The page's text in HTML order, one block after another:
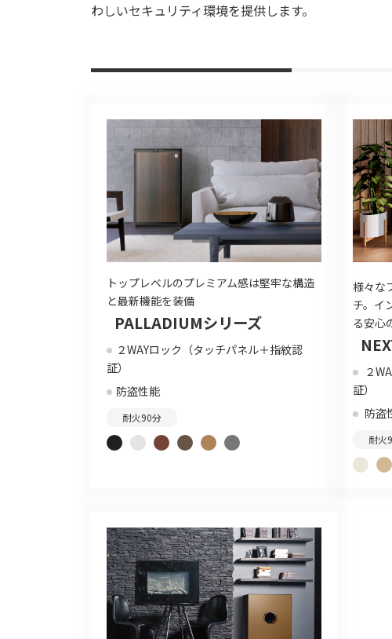
わしいセキュリティ環境を提供します。
トップレベルのプレミアム感は堅牢な構造
と最新機能を装備
PALLADIUMシリーズ
２WAYロック（タッチパネル＋指紋認
証）
防盗性能
耐火90分
様々な
チ。イ
る安心
２
証）
防盗
耐火